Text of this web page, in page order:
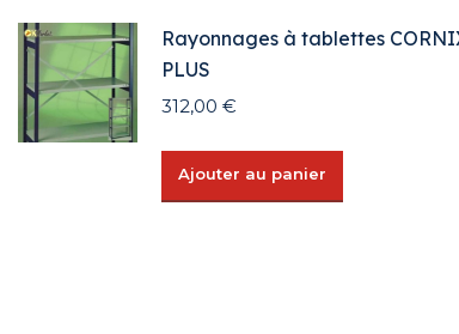
Rayonnages à tablettes
PLUS
312,00 €
Ajouter au panier